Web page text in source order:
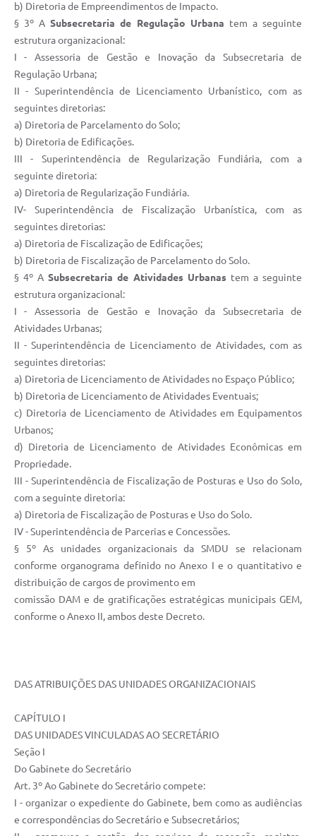
b) Diretoria de Empreendimentos de Impacto.
§ 3º ASubsecretaria de Regulação Urbana tem a seguinte
estrutura organizacional:
I - Assessoria de Gestão e Inovação da Subsecretaria de
Regulação Urbana;
II - Superintendência de Licenciamento Urbanístico, com as
seguintes diretorias:
a) Diretoria de Parcelamento do Solo;
b) Diretoria de Edificações.
III - Superintendência de Regularização Fundiária, com a
seguinte diretoria:
a) Diretoria de Regularização Fundiária.
IV- Superintendência de Fiscalização Urbanística, com as
seguintes diretorias:
a) Diretoria de Fiscalização de Edificações;
b) Diretoria de Fiscalização de Parcelamento do Solo.
§ 4º ASubsecretaria de Atividades Urbanastem a seguinte
estrutura organizacional:
I - Assessoria de Gestão e Inovação da Subsecretaria de
Atividades Urbanas;
II - Superintendência de Licenciamento de Atividades, com as
seguintes diretorias:
a) Diretoria de Licenciamento de Atividades no Espaço Público;
b) Diretoria de Licenciamento de Atividades Eventuais;
c) Diretoria de Licenciamento de Atividades em Equipamentos
Urbanos;
d) Diretoria de Licenciamento de Atividades Econômicas em
Propriedade.
III - Superintendência de Fiscalização de Posturas e Uso do Solo,
com a seguinte diretoria:
a) Diretoria de Fiscalização de Posturas e Uso do Solo.
IV - Superintendência de Parcerias e Concessões.
§ 5º As unidades organizacionais da SMDU se relacionam
conforme organograma definido no Anexo I e o quantitativo e
distribuição de cargos de provimento em
comissão DAM e de gratificações estratégicas municipais GEM,
conforme o Anexo II, ambos deste Decreto.
DAS ATRIBUIÇÕES DAS UNIDADES ORGANIZACIONAIS
CAPÍTULO I
DAS UNIDADES VINCULADAS AO SECRETÁRIO
Seção I
Do Gabinete do Secretário
Art. 3º Ao Gabinete do Secretário compete:
I - organizar o expediente do Gabinete, bem como as audiências
e correspondências do Secretário e Subsecretários;